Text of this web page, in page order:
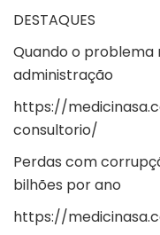
DESTAQUES
Quando o problema
administração
https://
consultorio/
Perdas com
bilhões por ano
https://